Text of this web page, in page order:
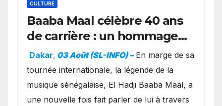
CULTURE
Baaba Maal célèbre 40 ans
de carrière : un hommage
exceptionnel à Oslo en
présence de la famille
royale.
Dakar, 03 Août (SL-INFO) – ​En marge de sa
tournée internationale, la légende de la
musique sénégalaise, El Hadji Baaba Maal, a
une nouvelle fois fait parler de lui à travers